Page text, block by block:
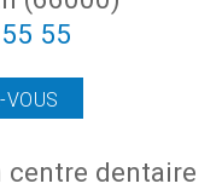
55
VOUS
centre dentaire